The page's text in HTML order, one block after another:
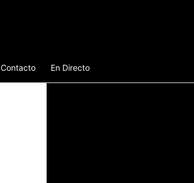
Contacto En Directo